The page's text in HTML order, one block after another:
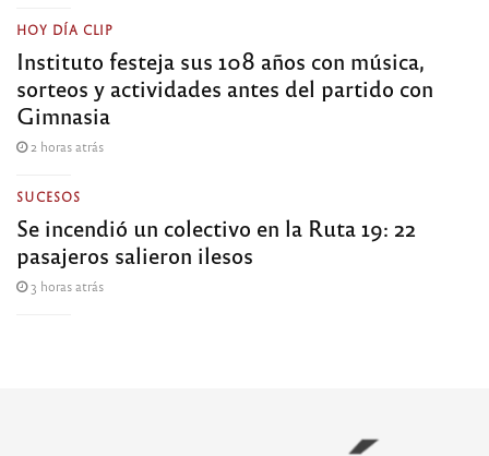
HOY DÍA CLIP
Instituto festeja sus 108 años con música,
sorteos y actividades antes del partido con
Gimnasia
2 horas atrás
SUCESOS
Se incendió un colectivo en la Ruta 19: 22
pasajeros salieron ilesos
3 horas atrás